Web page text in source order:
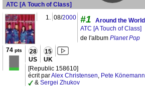
ATC [A Touch of Class]
1. 08/2000 #1 Around the World
ATC [A Touch of Class]
de l'album Planet Pop
74 pts 28
US
15
UK
[Republic 158610]
écrit parAlex Christensen, Pete Könemann
& Sergei Zhukov